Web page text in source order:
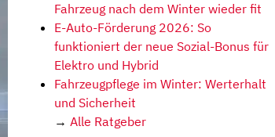
Fahrzeug nach dem Winter wieder fit
E-Auto-Förderung 2026: So
funktioniert der neue Sozial-Bonus für
Elektro und Hybrid
Fahrzeugpflege im Winter: Werterhalt
und Sicherheit
→ Alle Ratgeber